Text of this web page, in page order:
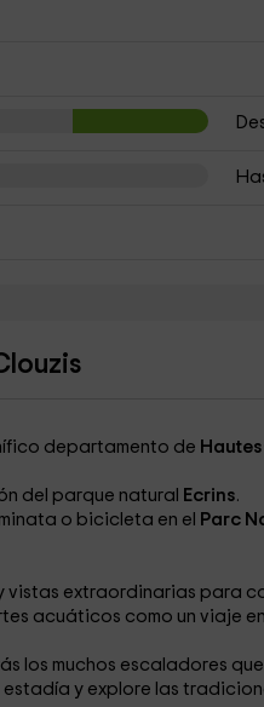
departamento de
del parque natural
Ecrins.
o bicicleta en el Parc
extraordinarias para
acuáticos como un viaje
los muchos escaladores
y explore las